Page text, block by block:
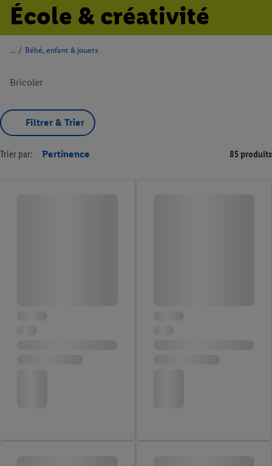
École & créativité
/ Bébé, enfant & jouets
Bricoler
Filtrer & Trier
Trier par: Pertinence 85 produits